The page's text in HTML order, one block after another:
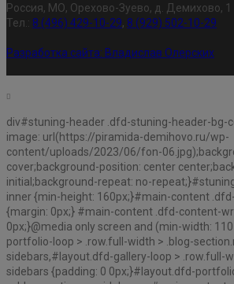
Россия, МО, Орехово-Зуево, д. Демихово, 1
Тел.: 8 (496) 429-10-29, 8 (929) 502-10-29
Разработка сайта: Владислав Олерских
div#stuning-header .dfd-stuning-header-bg-
image: url(https://piramida-demihovo.ru/wp-
content/uploads/2023/06/fon-
cover;background-position: center
initial;background-repeat: no-
inner {min-height: 160px;}#main-content
{margin: 0px;} #main-content .dfd-content-
0px;}@media only screen and (min-width:
portfolio-loop > .row.full-width > .blog-
sidebars,#layout.dfd-gallery-loop > .row.full-
sidebars {padding: 0 0px;}#layout.dfd-